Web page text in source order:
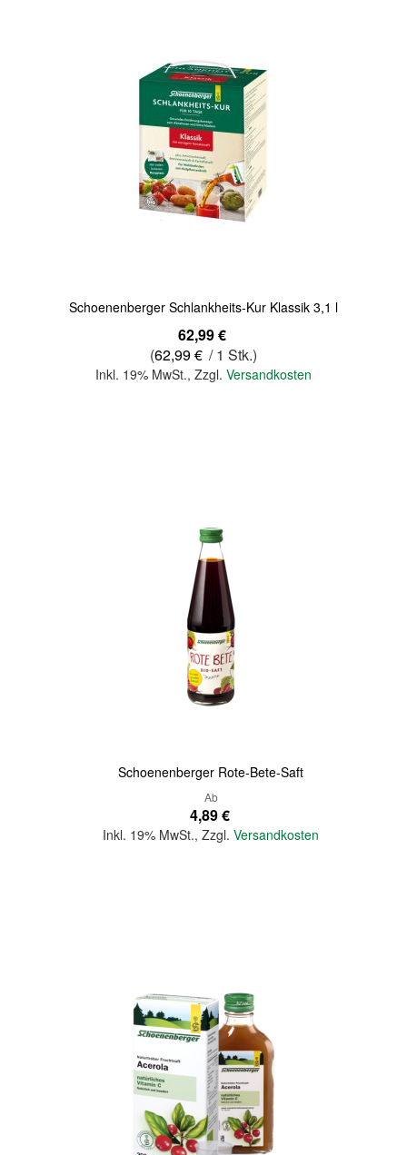
Schoenenberger Schlankheits-Kur Klassik 3,1 l
62,99 €
(62,99 € / 1 Stk.)
Inkl. 19% MwSt., Zzgl. Versandkosten
Schoenenberger Rote-Bete-Saft
Ab
4,89 €
Inkl. 19% MwSt.,Zzgl.Versandkosten